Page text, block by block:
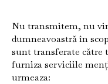
Nu transmitem, nu
dumneavoastră în
sunt transferate către
furniza serviciile
urmeaza: